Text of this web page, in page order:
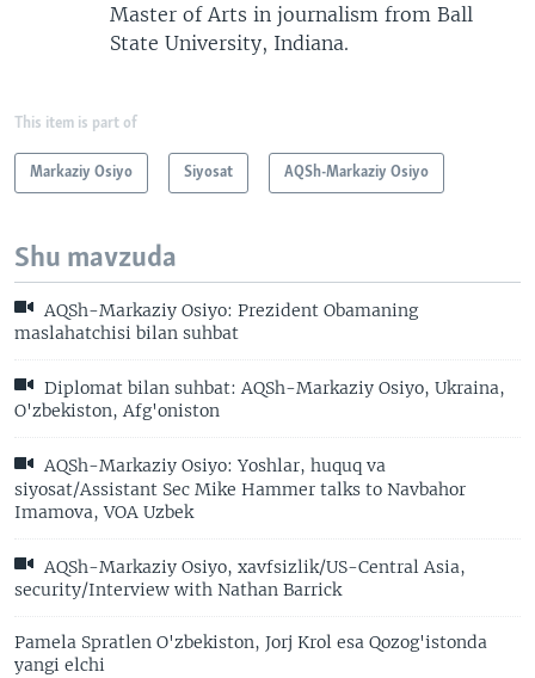
Master of Arts in journalism from Ball
State University, Indiana.
This item is part of
Markaziy Osiyo Siyosat AQSh-Markaziy Osiyo
Shu mavzuda
AQSh-Markaziy Osiyo: Prezident Obamaning
maslahatchisi bilan suhbat
Diplomat bilan suhbat: AQSh-Markaziy Osiyo, Ukraina,
O'zbekiston, Afg'oniston
AQSh-Markaziy Osiyo: Yoshlar, huquq va
siyosat/Assistant Sec Mike Hammer talks to Navbahor
Imamova, VOA Uzbek
AQSh-Markaziy Osiyo, xavfsizlik/US-Central Asia,
security/Interview with Nathan Barrick
Pamela Spratlen O'zbekiston, Jorj Krol esa Qozog'istonda
yangi elchi